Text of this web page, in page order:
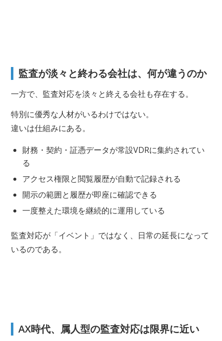
監査が淡々と終わる会社は、何が違うのか
一方で、監査対応を淡々と終える会社も存在する。
特別に優秀な人材がいるわけではない。
違いは仕組みにある。
財務・契約・証憑データが常設VDRに集約されてい
る
アクセス権限と閲覧履歴が自動で記録される
開示の範囲と履歴が即座に確認できる
一度整えた環境を継続的に運用している
監査対応が「イベント」ではなく、日常の延長になって
いるのである。
AX時代、属人型の監査対応は限界に近い